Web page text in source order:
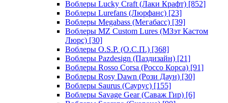
Воблеры Lucky Craft (Лаки Крафт) [852]
Воблеры Lurefans (Люрфанс) [23]
Воблеры Megabass (Мегабасс) [39]
Воблеры MZ Custom Lures (МЗэт Кастом
Люрс) [30]
Воблеры O.S.P. (О.С.П.) [368]
Воблеры Pazdesign (Паздизайн) [21]
Воблеры Rosso Corsa (Россо Корса) [91]
Воблеры Rosy Dawn (Рози Даун) [30]
Воблеры Saurus (Саурус) [155]
Воблеры Savage Gear (Саваж Гир) [6]